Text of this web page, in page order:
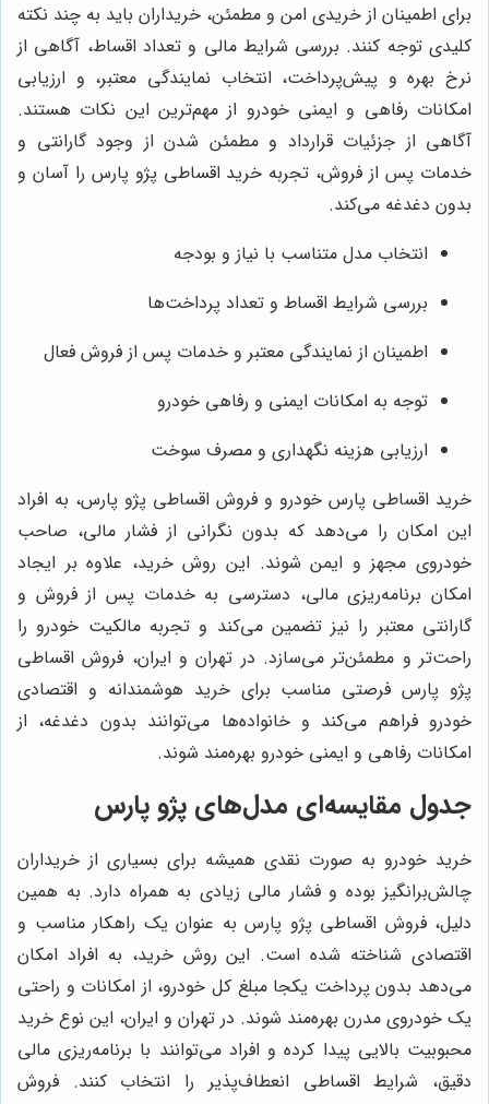
برای اطمینان از خریدی امن و مطمئن، خریداران باید به چند نکته
کلیدی توجه کنند. بررسی شرایط مالی و تعداد اقساط، آگاهی از
نرخ بهره و پیش‌پرداخت، انتخاب نمایندگی معتبر، و ارزیابی
امکانات رفاهی و ایمنی خودرو از مهم‌ترین این نکات هستند.
آگاهی از جزئیات قرارداد و مطمئن شدن از وجود گارانتی و
خدمات پس از فروش، تجربه خرید اقساطی پژو پارس را آسان و
بدون دغدغه می‌کند.
انتخاب مدل متناسب با نیاز و بودجه
بررسی شرایط اقساط و تعداد پرداخت‌ها
اطمینان از نمایندگی معتبر و خدمات پس از فروش فعال
توجه به امکانات ایمنی و رفاهی خودرو
ارزیابی هزینه نگهداری و مصرف سوخت
خرید اقساطی پارس خودرو و فروش اقساطی پژو پارس، به افراد
این امکان را می‌دهد که بدون نگرانی از فشار مالی، صاحب
خودروی مجهز و ایمن شوند. این روش خرید، علاوه بر ایجاد
امکان برنامه‌ریزی مالی، دسترسی به خدمات پس از فروش و
گارانتی معتبر را نیز تضمین می‌کند و تجربه مالکیت خودرو را
راحت‌تر و مطمئن‌تر می‌سازد. در تهران و ایران، فروش اقساطی
پژو پارس فرصتی مناسب برای خرید هوشمندانه و اقتصادی
خودرو فراهم می‌کند و خانواده‌ها می‌توانند بدون دغدغه، از
امکانات رفاهی و ایمنی خودرو بهره‌مند شوند.
جدول مقایسه‌ای مدل‌های پژو پارس
خرید خودرو به صورت نقدی همیشه برای بسیاری از خریداران
چالش‌برانگیز بوده و فشار مالی زیادی به همراه دارد. به همین
دلیل، فروش اقساطی پژو پارس به عنوان یک راهکار مناسب و
اقتصادی شناخته شده است. این روش خرید، به افراد امکان
می‌دهد بدون پرداخت یکجا مبلغ کل خودرو، از امکانات و راحتی
یک خودروی مدرن بهره‌مند شوند. در تهران و ایران، این نوع خرید
محبوبیت بالایی پیدا کرده و افراد می‌توانند با برنامه‌ریزی مالی
دقیق، شرایط اقساطی انعطاف‌پذیر را انتخاب کنند. فروش